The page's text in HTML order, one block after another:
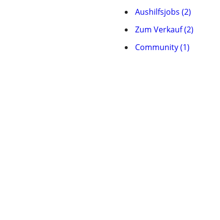
Aushilfsjobs (2)
Zum Verkauf (2)
Community (1)